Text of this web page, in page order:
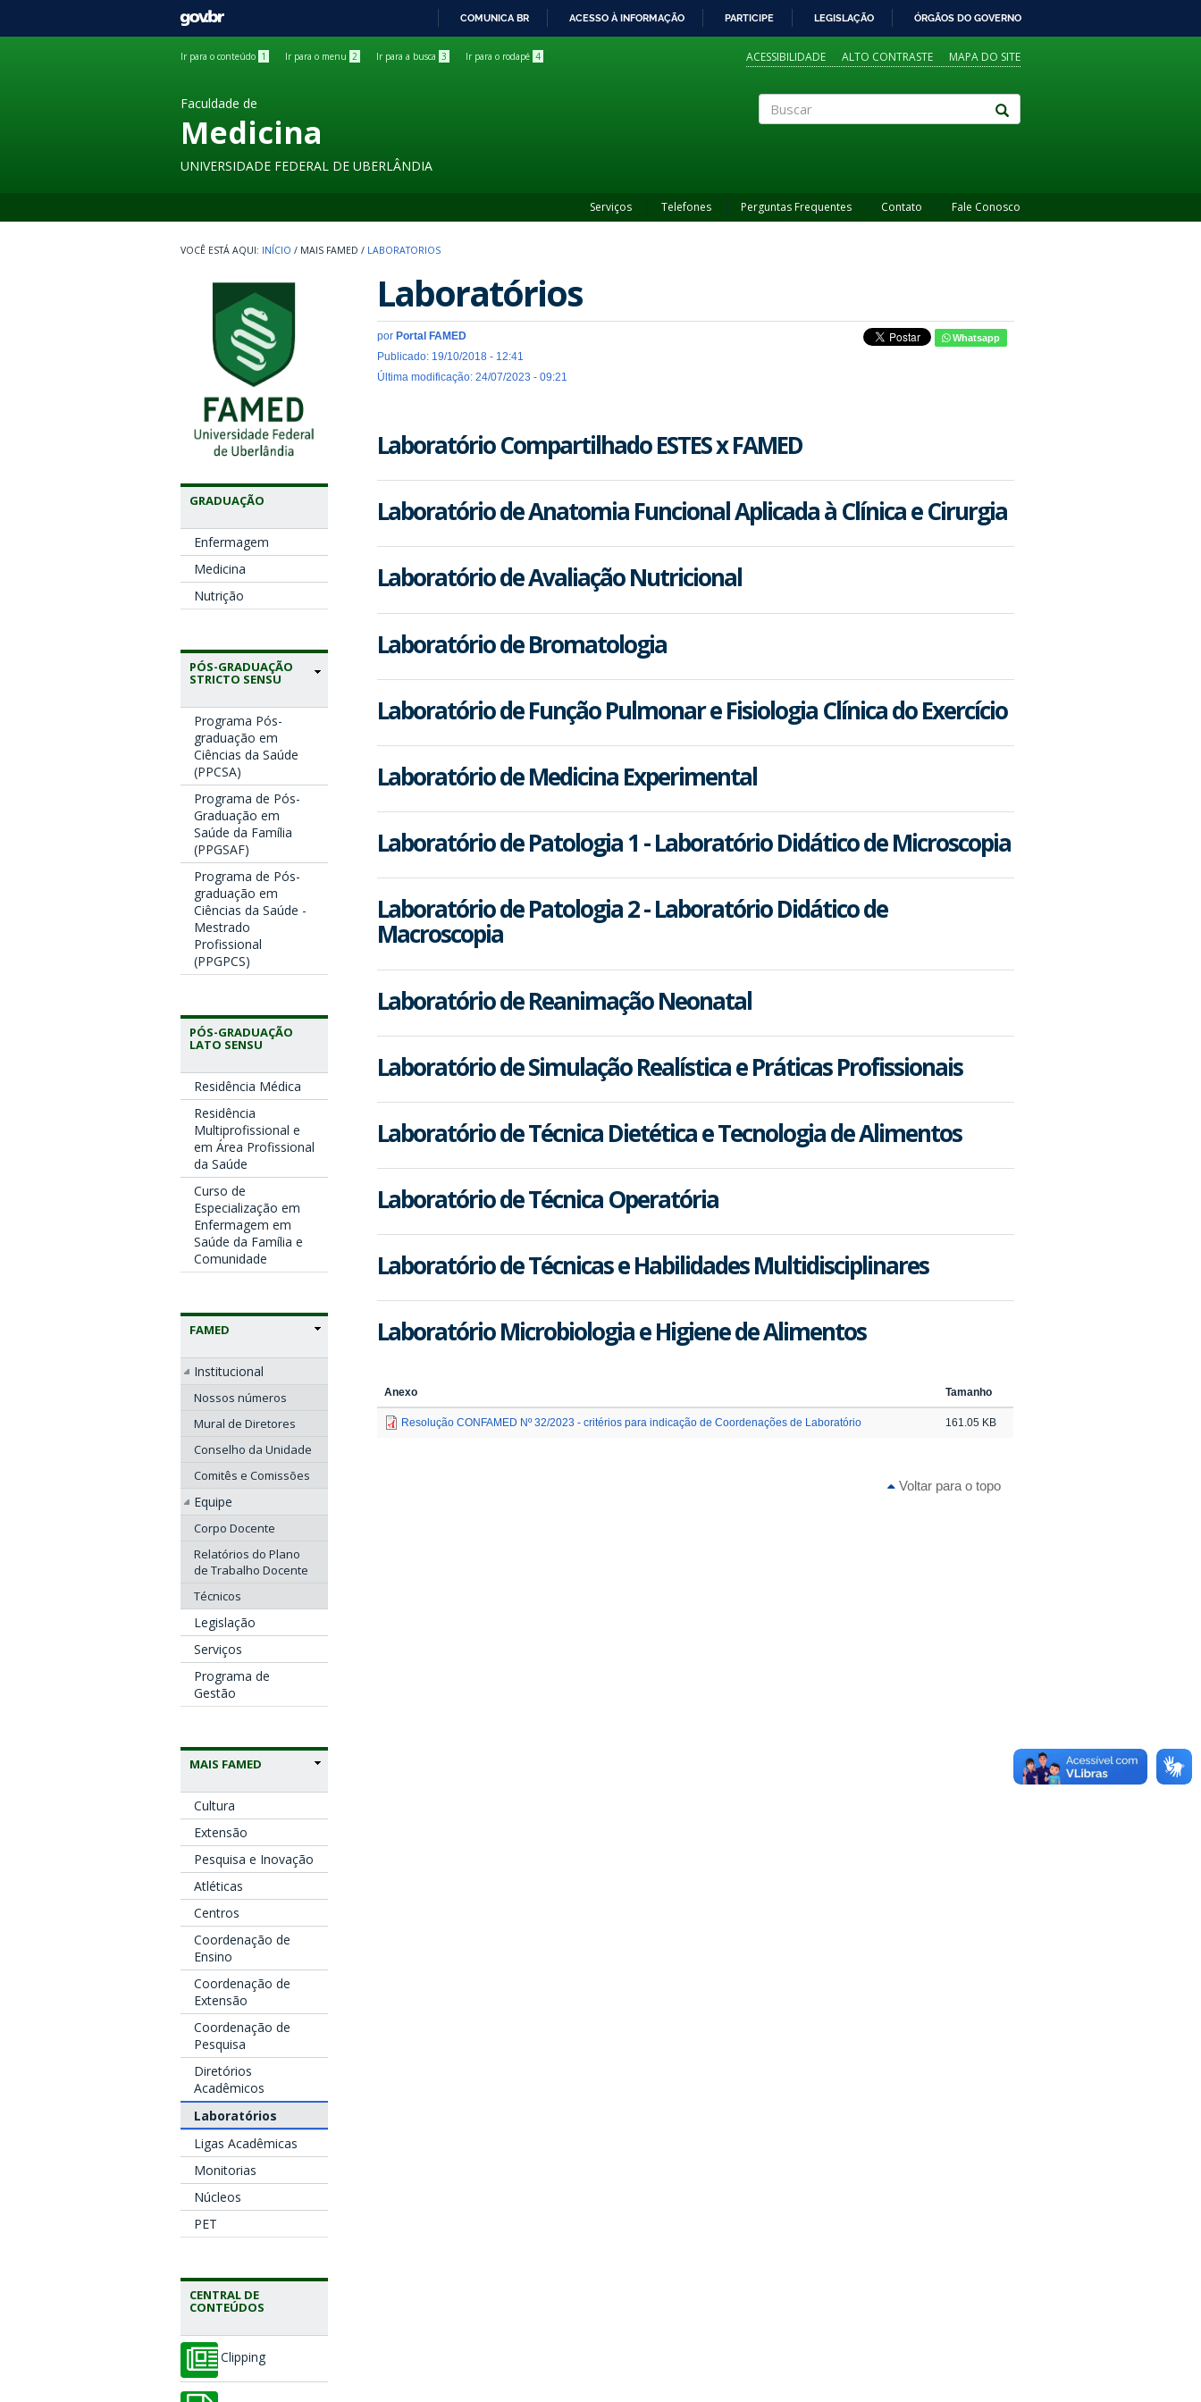
GOVBR
COMUNICA BR ACESSO À INFORMAÇÃO PARTICIPE LEGISLAÇÃO ÓRGÃOS DO GOVERNO
Ir para o conteúdo 1 Ir para o menu 2 Ir para a busca 3 Ir para o rodapé 4 ACESSIBILIDADE ALTO CONTRASTE MAPA DO SITE
Faculdade de
Medicina
UNIVERSIDADE FEDERAL DE UBERLÂNDIA
Serviços Telefones Perguntas Frequentes Contato Fale Conosco
INÍCIO / MAIS FAMED / LABORATORIOS
GRADUAÇÃO
Enfermagem
Medicina
Nutrição
PÓS-GRADUAÇÃO
STRICTO SENSU
Programa Pós-
graduação em
Ciências da Saúde
(PPCSA)
Programa de Pós-
Graduação em
Saúde da Família
(PPGSAF)
Programa de Pós-
graduação em
Ciências da Saúde -
Mestrado
Profissional
(PPGPCS)
PÓS-GRADUAÇÃO
LATO SENSU
Residência Médica
Residência
Multiprofissional e
em Área Profissional
da Saúde
Curso de
Especialização em
Enfermagem em
Saúde da Família e
Comunidade
FAMED
Institucional
Nossos números
Mural de Diretores
Conselho da Unidade
Comitês e Comissões
Equipe
Corpo Docente
Relatórios do Plano
de Trabalho Docente
Técnicos
Legislação
Serviços
Programa de
Gestão
MAIS FAMED
Cultura
Extensão
Pesquisa e Inovação
Atléticas
Centros
Coordenação de
Ensino
Coordenação de
Extensão
Coordenação de
Pesquisa
Diretórios
Acadêmicos
Laboratórios
Ligas Acadêmicas
Monitorias
Núcleos
PET
CENTRAL DE
CONTEÚDOS
Clipping
Laboratórios
por Portal FAMED
Publicado: 19/10/2018 - 12:41
Última modificação: 24/07/2023 - 09:21
Whatsapp
Laboratório Compartilhado ESTES x FAMED
Laboratório de Anatomia Funcional Aplicada à Clínica e Cirurgia
Laboratório de Avaliação Nutricional
Laboratório de Bromatologia
Laboratório de Função Pulmonar e Fisiologia Clínica do Exercício
Laboratório de Medicina Experimental
Laboratório de Patologia 1 - Laboratório Didático de Microscopia
Laboratório de Patologia 2 - Laboratório Didático de
Macroscopia
Laboratório de Reanimação Neonatal
Laboratório de Simulação Realística e Práticas Profissionais
Laboratório de Técnica Dietética e Tecnologia de Alimentos
Laboratório de Técnica Operatória
Laboratório de Técnicas e Habilidades Multidisciplinares
Laboratório Microbiologia e Higiene de Alimentos
Anexo Tamanho
Resolução CONFAMED Nº 32/2023 - critérios para indicação de Coordenações de Laboratório 161.05 KB
Voltar para o topo